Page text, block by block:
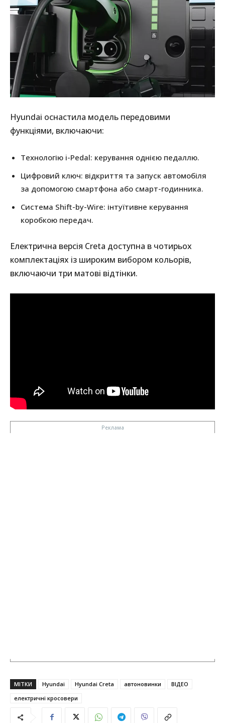
Hyundai оснастила модель передовими
функціями, включаючи:
Технологію i-Pedal: керування однією педаллю.
Цифровий ключ: відкриття та запуск автомобіля
за допомогою смартфона або смарт-годинника.
Система Shift-by-Wire: інтуїтивне керування
коробкою передач.
Електрична версія Creta доступна в чотирьох
комплектаціях із широким вибором кольорів,
включаючи три матові відтінки.
МІТКИ Hyundai Hyundai Creta автоновинки
ВІДЕО
електричні кросовери